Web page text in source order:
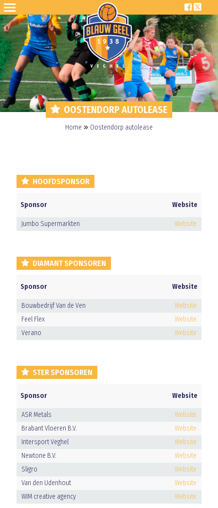
OOSTENDORP AUTOLEASE
Home » Oostendorp autolease
HOOFDSPONSOR
Sponsor Website
Jumbo Supermarkten Website
DIAMANT SPONSOREN
Sponsor Website
Bouwbedrijf Van de Ven
Website
Feel Flex
Website
Verano
Website
STER SPONSOREN
Sponsor Website
ASR Metals
Website
Brabant Vloeren B.V.
Website
Intersport Veghel
Website
Newtone B.V.
Website
Sligro
Website
Van den Udenhout
Website
WIM creative agency
Website